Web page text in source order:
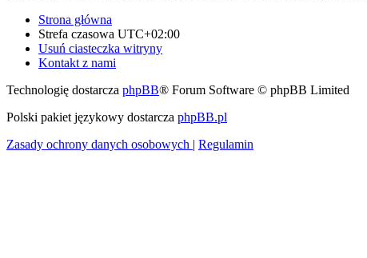
Strona główna
Strefa czasowa UTC+02:00
Usuń ciasteczka witryny
Kontakt z nami
Technologię dostarcza phpBB® Forum Software © phpBB Limited
Polski pakiet językowy dostarcza phpBB.pl
Zasady ochrony danych osobowych | Regulamin